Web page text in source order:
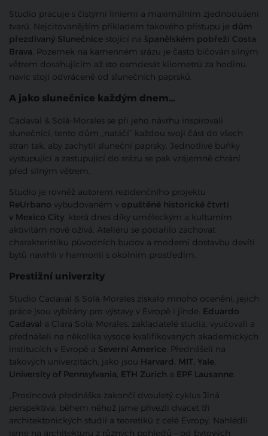
Studio pracuje s čistými liniemi a maximálním zjednodušení
tvarů. Nejcitovanějším příkladem takového přístupu je dům
přezdívaný Slunečnice stojící na španělském pobřeží Costa
Brava. Pozemek na kamenném srázu je často bičován silným
větrem dosahujícím až sto osmdesát kilometrů za hodinu,
navíc stojí odvráceně od slunečních paprsků.
A jako slunečnice každým dnem…
Cadaval & Solà-Morales se při jeho návrhu inspirovali
slunečnicí, tento dům „natáčí“ každou svoji část do všech
stran tak, aby zachytil sluneční paprsky. Jednotlivé buňky
vystupující a zastupující do srázu se pak vzájemně chrání
před silným větrem.
Studio je rovněž autorem rezidenčního projektu
ReUrbano vybudovaném v opuštěné historické čtvrti
v Mexico City, která dnes díky uměleckým a kulturním
aktivitám nově ožívá. Ateliéru se podařilo zachovat
charakteristiku původních budov a moderní dostavbu devíti
bytů navrhli v harmonii s okolním prostředím.
Prestižní univerzity
Studio Cadaval & Solà-Morales získalo mnoho ocenění, jejich
práce jsou vybírány pro výstavy v Evropě i jinde. Eduardo
Cadaval a Clara Solà-Morales, zakladatelé studia, vyučovali a
přednášeli na několika vysoce kvalifikovaných akademických
institucích v Evropě a Severní Americe. Přednášeli na
takových univerzitách, jako jsou Harvard, MIT, Yale,
University of Pennsylvania, ETH Zurich a EPF Lausanne.
„Prosincová přednáška zakončí dvouletý cyklus Jiná
perspektiva, během něhož jsme přivezli dvacet tři
architektonických studií a teoretiků z celé Evropy. Nahlédli
jsme na architekturu z různých pohledů – od bytových